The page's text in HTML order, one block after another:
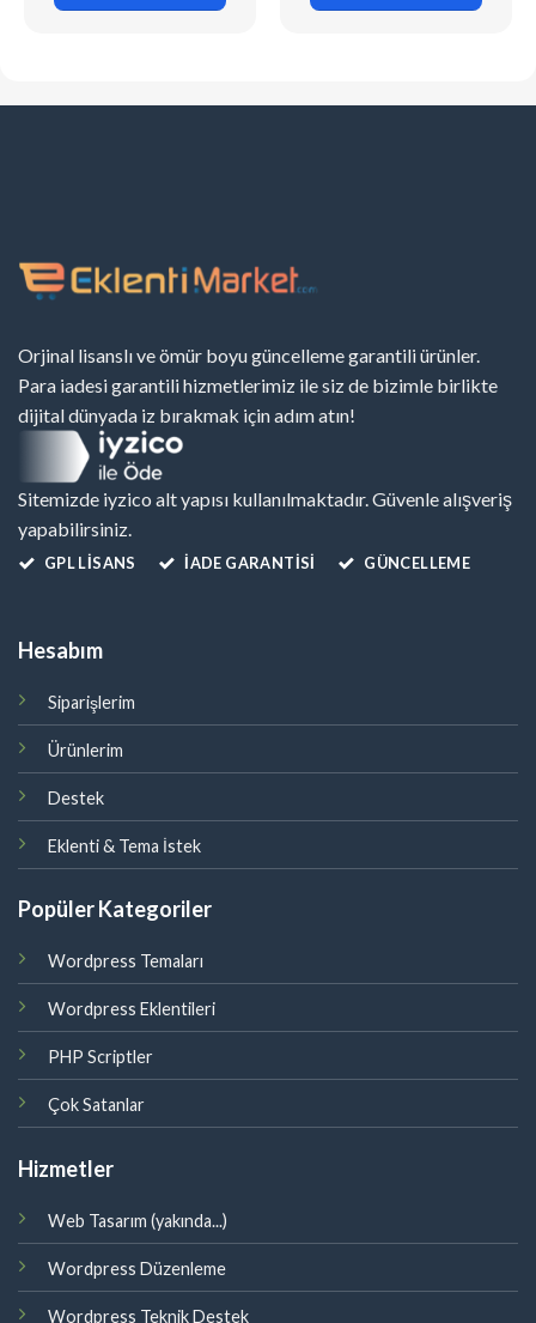
Orjinal lisanslı ve ömür boyu güncelleme garantili ürünler.
Para iadesi garantili hizmetlerimiz ile siz de bizimle birlikte
dijital dünyada iz bırakmak için adım atın!
Sitemizde iyzico alt yapısı kullanılmaktadır. Güvenle alışveriş
yapabilirsiniz.
GPL LISANS İADE GARANTİSİ GÜNCELLEME
Hesabım
Siparişlerim
Ürünlerim
Destek
Eklenti & Tema İstek
Popüler Kategoriler
Wordpress Temaları
Wordpress Eklentileri
PHP Scriptler
Çok Satanlar
Hizmetler
Web Tasarım (yakında...)
Wordpress Düzenleme
Wordpress Teknik Destek